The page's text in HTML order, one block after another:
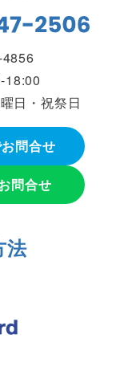
18:00
日・祝祭日
問合せ
問合せ
法